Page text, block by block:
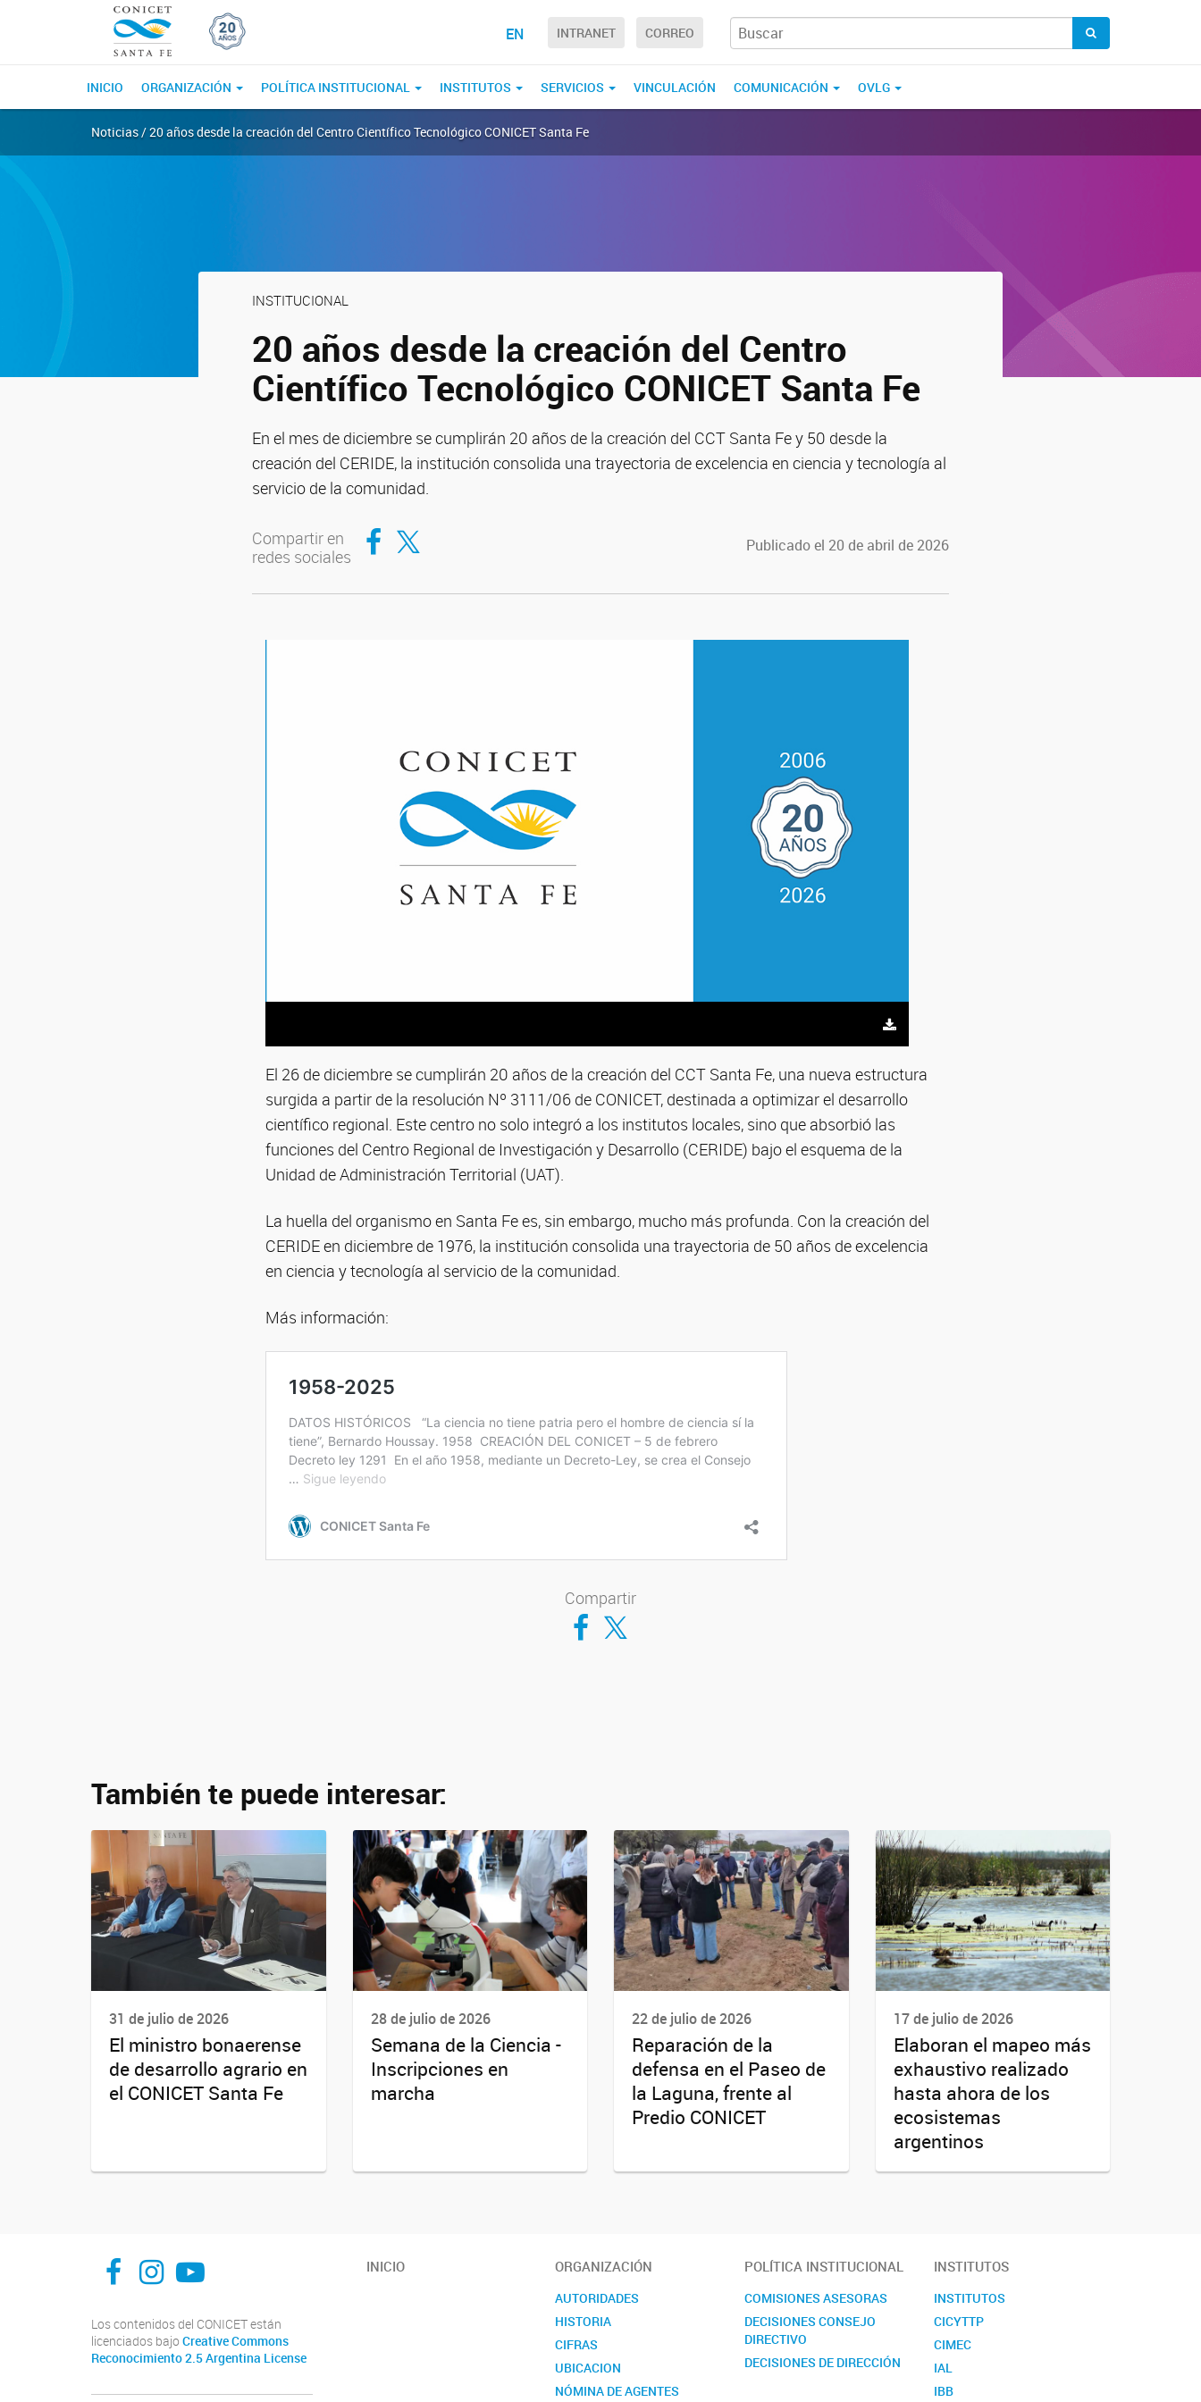
EN INTRANET CORREO
INICIO ORGANIZACIÓN POLÍTICA INSTITUCIONAL INSTITUTOS SERVICIOS VINCULACIÓN COMUNICACIÓN OVLG
Noticias / 20 años desde la creación del Centro Científico Tecnológico CONICET Santa Fe
INSTITUCIONAL
20 años desde la creación del Centro
Científico Tecnológico CONICET Santa Fe
En el mes de diciembre se cumplirán 20 años de la creación del CCT Santa Fe y 50 desde la
creación del CERIDE, la institución consolida una trayectoria de excelencia en ciencia y tecnología al
servicio de la comunidad.
Compartir en
redes sociales
Compartir en Facebook
Compartir en Twitter Publicado el 20 de abril de 2026
El 26 de diciembre se cumplirán 20 años de la creación del CCT Santa Fe, una nueva estructura
surgida a partir de la resolución Nº 3111/06 de CONICET, destinada a optimizar el desarrollo
científico regional. Este centro no solo integró a los institutos locales, sino que absorbió las
funciones del Centro Regional de Investigación y Desarrollo (CERIDE) bajo el esquema de la
Unidad de Administración Territorial (UAT).
La huella del organismo en Santa Fe es, sin embargo, mucho más profunda. Con la creación del
CERIDE en diciembre de 1976, la institución consolida una trayectoria de 50 años de excelencia
en ciencia y tecnología al servicio de la comunidad.
Más información:
Compartir
Compartir en Facebook
Compartir en Twitter
También te puede interesar:
31 de julio de 2026
El ministro bonaerense
de desarrollo agrario en
el CONICET Santa Fe
28 de julio de 2026
Semana de la Ciencia -
Inscripciones en
marcha
22 de julio de 2026
Reparación de la
defensa en el Paseo de
la Laguna, frente al
Predio CONICET
17 de julio de 2026
Elaboran el mapeo más
exhaustivo realizado
hasta ahora de los
ecosistemas
argentinos
facebook
instagram
Youtube
Los contenidos del CONICET están
licenciados bajo Creative Commons
Reconocimiento 2.5 Argentina License
INICIO ORGANIZACIÓN
AUTORIDADES
HISTORIA
CIFRAS
UBICACION
NÓMINA DE AGENTES
POLÍTICA INSTITUCIONAL
COMISIONES ASESORAS
DECISIONES CONSEJO
DIRECTIVO
DECISIONES DE DIRECCIÓN
INSTITUTOS
INSTITUTOS
CICYTTP
CIMEC
IAL
IBB